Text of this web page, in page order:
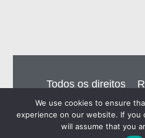
Todos os direitos
Eiros do Brasil Ltda
We use cookies to ensure
experience on our website. If
will assume that you